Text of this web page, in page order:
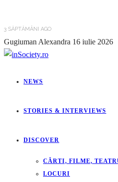
3 SĂPTĂMÂNI AGO
Gugiuman Alexandra 16 iulie 2026
NEWS
STORIES & INTERVIEWS
DISCOVER
CĂRTI, FILME,
LOCURI